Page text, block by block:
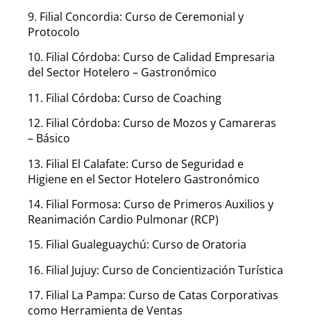
9. Filial Concordia: Curso de Ceremonial y
Protocolo
10. Filial Córdoba: Curso de Calidad Empresaria
del Sector Hotelero – Gastronómico
11. Filial Córdoba: Curso de Coaching
12. Filial Córdoba: Curso de Mozos y Camareras
– Básico
13. Filial El Calafate: Curso de Seguridad e
Higiene en el Sector Hotelero Gastronómico
14. Filial Formosa: Curso de Primeros Auxilios y
Reanimación Cardio Pulmonar (RCP)
15. Filial Gualeguaychú: Curso de Oratoria
16. Filial Jujuy: Curso de Concientización Turística
17. Filial La Pampa: Curso de Catas Corporativas
como Herramienta de Ventas